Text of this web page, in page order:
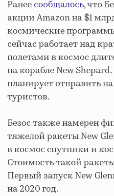
Ранеесообщалось, что
акции Amazon на $1
космические
сейчас работает над
полетами в космос
на корабле New
планирует отправить
туристов.
Безос также намерен
тяжелой ракеты New
в космос спутники и
Стоимость такой
Первый запуск New
на 2020 год.